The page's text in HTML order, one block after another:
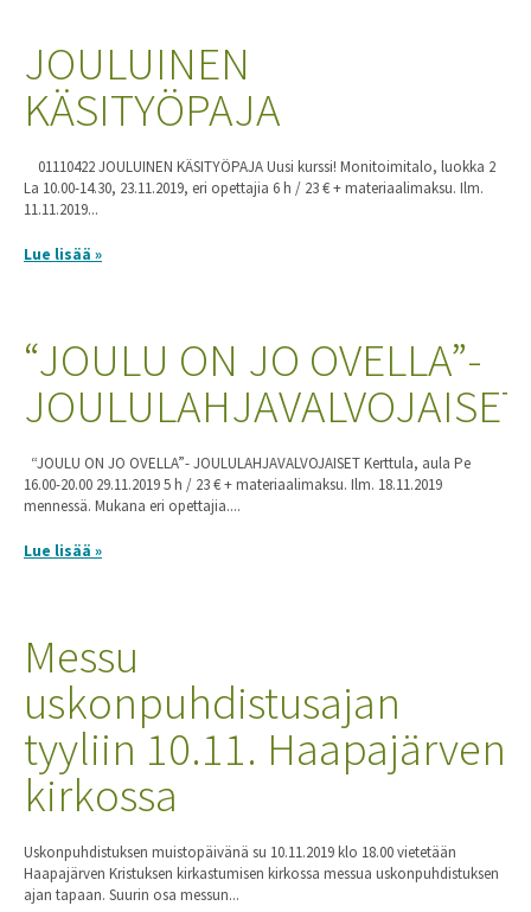
JOULUINEN
KÄSITYÖPAJA
01110422 JOULUINEN KÄSITYÖPAJA Uusi kurssi! Monitoimitalo, luokka 2
La 10.00-14.30, 23.11.2019, eri opettajia 6 h / 23 € + materiaalimaksu. Ilm.
11.11.2019...
Lue lisää »
“JOULU ON JO OVELLA”-
JOULULAHJAVALVOJAISET
“JOULU ON JO OVELLA”- JOULULAHJAVALVOJAISET Kerttula, aula Pe
16.00-20.00 29.11.2019 5 h / 23 € + materiaalimaksu. Ilm. 18.11.2019
mennessä. Mukana eri opettajia....
Lue lisää »
Messu
uskonpuhdistusajan
tyyliin 10.11. Haapajärven
kirkossa
Uskonpuhdistuksen muistopäivänä su 10.11.2019 klo 18.00 vietetään
Haapajärven Kristuksen kirkastumisen kirkossa messua uskonpuhdistuksen
ajan tapaan. Suurin osa messun...